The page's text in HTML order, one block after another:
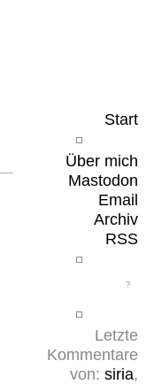
Start
Über mich
Mastodon
Email
Archiv
RSS
Letzte
Kommentare
von: siria,